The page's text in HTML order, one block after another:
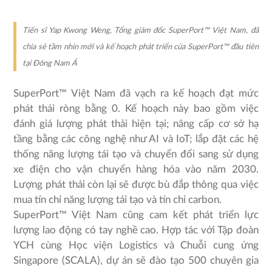
Tiến sĩ Yap Kwong Weng, Tổng giám đốc SuperPort™ Việt Nam, đã
chia sẻ tầm nhìn mới và kế hoạch phát triển của SuperPort™ đầu tiên
tại Đông Nam Á
SuperPort™ Việt Nam đã vạch ra kế hoạch đạt mức
phát thải ròng bằng 0. Kế hoạch này bao gồm việc
đánh giá lượng phát thải hiện tại; nâng cấp cơ sở hạ
tầng bằng các công nghệ như AI và IoT; lắp đặt các hệ
thống năng lượng tái tạo và chuyển đổi sang sử dụng
xe điện cho vận chuyển hàng hóa vào năm 2030.
Lượng phát thải còn lại sẽ được bù đắp thông qua việc
mua tín chỉ năng lượng tái tạo và tín chỉ carbon.
SuperPort™ Việt Nam cũng cam kết phát triển lực
lượng lao động có tay nghề cao. Hợp tác với Tập đoàn
YCH cùng Học viện Logistics và Chuỗi cung ứng
Singapore (SCALA), dự án sẽ đào tạo 500 chuyên gia